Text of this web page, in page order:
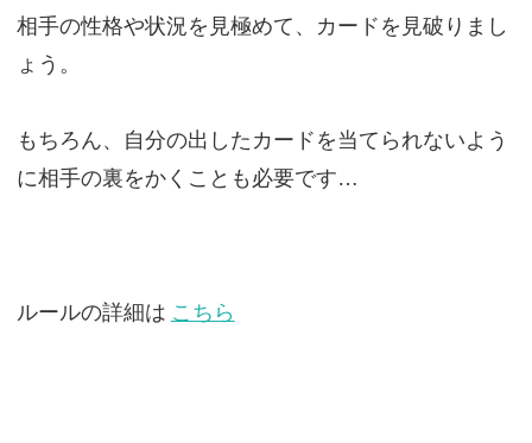
相手の性格や状況を見極めて、カードを見破りまし
ょう。
もちろん、自分の出したカードを当てられないよう
に相手の裏をかくことも必要です…
ルールの詳細は こちら